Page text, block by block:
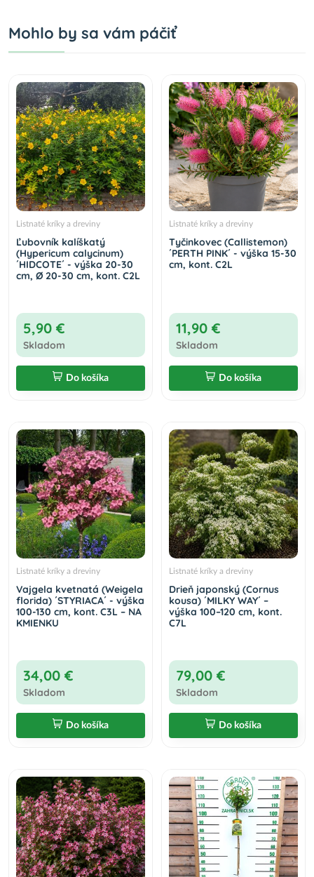
Mohlo by sa vám páčiť
Listnaté kríky a dreviny
Ľubovník kalíškatý
(Hypericum calycinum)
´HIDCOTE´ - výška 20-30
cm, Ø 20-30 cm, kont. C2L
5,90 €
Skladom
Do košíka
Listnaté kríky a dreviny
Tyčinkovec (Callistemon)
´PERTH PINK´ - výška 15-30
cm, kont. C2L
11,90 €
Skladom
Do košíka
Listnaté kríky a dreviny
Vajgela kvetnatá (Weigela
florida) ´STYRIACA´ - výška
100-130 cm, kont. C3L – NA
KMIENKU
34,00 €
Skladom
Do košíka
Listnaté kríky a dreviny
Drieň japonský (Cornus
kousa) ´MILKY WAY´ –
výška 100–120 cm, kont.
C7L
79,00 €
Skladom
Do košíka